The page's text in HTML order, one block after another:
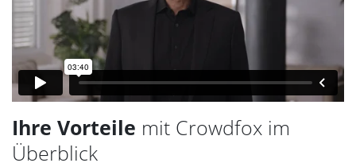
Ihre Vorteile mit Crowdfox im
Überblick